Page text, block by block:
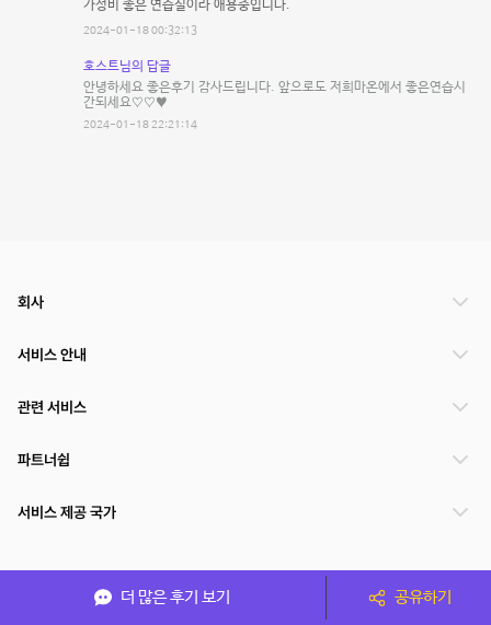
가성비 좋은 연습실이라 애용중입니다.
2024-01-18 00:32:13
호스트님의 답글
안녕하세요 좋은후기 감사드립니다. 앞으로도 저희마온에서 좋은연습시
간되세요♡♡♥︎
2024-01-18 22:21:14
더 많은 후기 보기 공유하기
회사
서비스 안내
관련 서비스
파트너쉽
서비스 제공 국가
(주)NSPACE 사업자정보